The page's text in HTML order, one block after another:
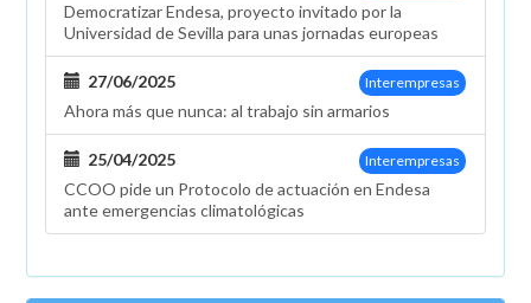
de
la
de
la
Democratizar Endesa, proyecto invitado por la
Universidad de Sevilla para unas jornadas europeas
Interempresas
27/06/2025
Ahora más que nunca: al trabajo sin armarios
Interempresas
25/04/2025
CCOO pide un Protocolo de actuación en Endesa
ante emergencias climatológicas